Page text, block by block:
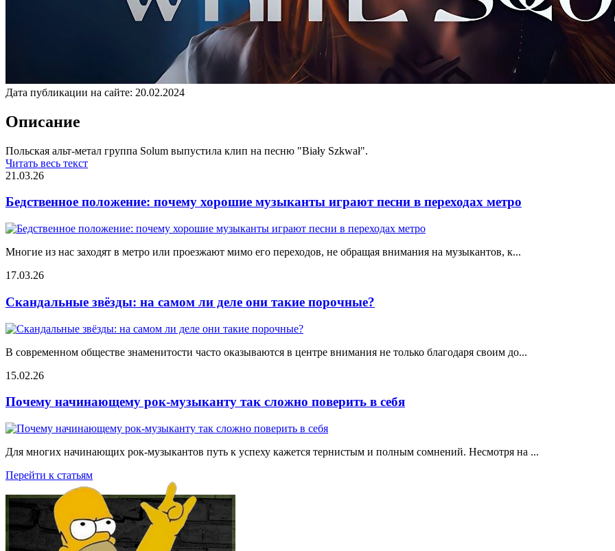
Дата публикации на сайте: 20.02.2024
Описание
Польская альт-метал группа Solum выпустила клип на песню "Biały Szkwał".
Читать весь текст
21.03.26
Бедственное положение: почему хорошие музыканты играют песни в переходах метро
Многие из нас заходят в метро или проезжают мимо его переходов, не обращая внимания на музыкантов, к...
17.03.26
Скандальные звёзды: на самом ли деле они такие порочные?
В современном обществе знаменитости часто оказываются в центре внимания не только благодаря своим до...
15.02.26
Почему начинающему рок-музыканту так сложно поверить в себя
Для многих начинающих рок-музыкантов путь к успеху кажется тернистым и полным сомнений. Несмотря на ...
Перейти к статьям